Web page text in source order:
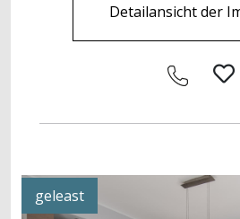
Detailansicht der
geleast